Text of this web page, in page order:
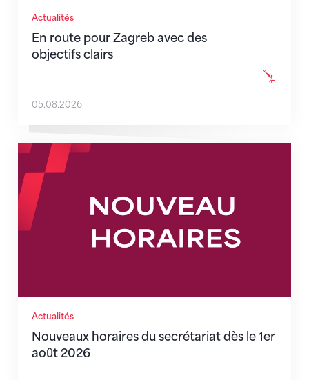
Actualités
En route pour Zagreb avec des
objectifs clairs
05.08.2026
Actualités
Nouveaux horaires du secrétariat dès le 1er
août 2026
Nouveaux horaires du secrétariat dès le 1er août